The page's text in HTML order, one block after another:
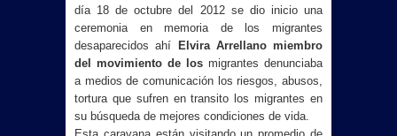
día 18 de octubre del 2012 se dio inicio una
ceremonia en memoria de los migrantes
desaparecidos ahí
Elvira Arrellano miembro
del movimiento de los migrantes denunciaba
a medios de comunicación los riesgos, abusos,
tortura que sufren en transito los migrantes en
su búsqueda de mejores condiciones de vida.